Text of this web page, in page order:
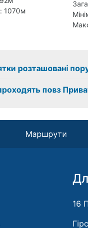
1070м
розташовані
повз
Маршрути
16